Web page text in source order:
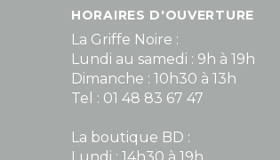
HORAIRES D'OUVERTURE
La Griffe Noire :
Lundi au samedi : 9h à 19h
Dimanche : 10h30 à 13h
Tel : 01 48 83 67 47
La boutique BD :